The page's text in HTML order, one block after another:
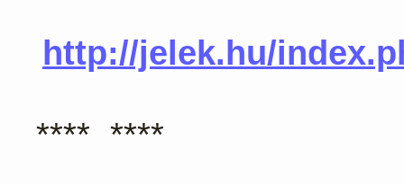
http://jelek.hu/
**** ****